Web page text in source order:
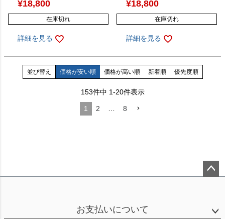
¥18,800
在庫切れ
詳細を見る
¥18,800
在庫切れ
詳細を見る
並び替え 価格が安い順 価格が高い順 新着順 優先度順
153件中 1-20件表示
1 2 8
お支払いについて